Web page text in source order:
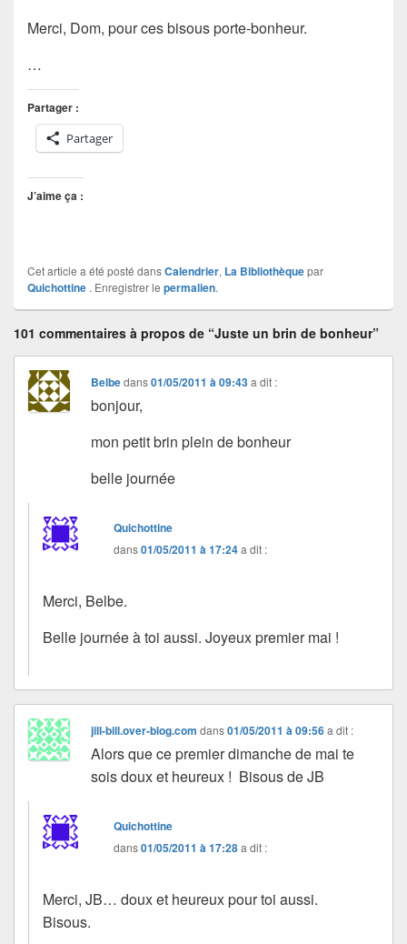
Merci, Dom, pour ces bisous porte-bonheur.
…
Partager :
Partager
J’aime ça :
Cet article a été posté dansCalendrier, La Bibliothèquepar
Quichottine . Enregistrer le permalien.
101 commentaires à propos de “Juste un brin de bonheur”
Belbedans01/05/2011 à 09:43 a dit :
bonjour,
mon petit brin plein de bonheur
belle journée
Quichottine
dans01/05/2011 à 17:24a dit :
Merci, Belbe.
Belle journée à toi aussi. Joyeux premier mai !
jill-bill.over-blog.com dans01/05/2011 à 09:56 a dit :
Alors que ce premier dimanche de mai te
sois doux et heureux ! Bisous de JB
Quichottine
dans01/05/2011 à 17:28a dit :
Merci, JB… doux et heureux pour toi aussi.
Bisous.